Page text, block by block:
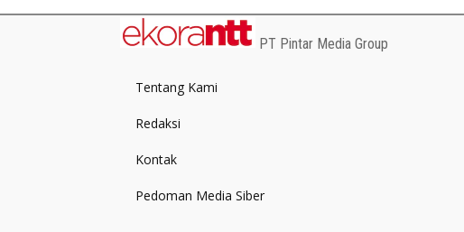
PT Pintar Media Group
Tentang Kami
Redaksi
Kontak
Pedoman Media Siber